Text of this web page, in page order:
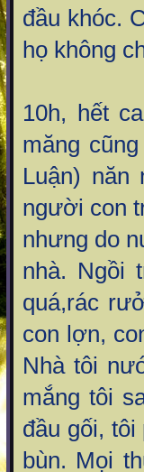
đầu khóc.
họ không
10h, hết
măng
Luận) năn
người con
nhưng do
nhà. Ngồi
quá,rác
con lợn,
Nhà tôi
mắng tôi
đầu gối, tôi
bùn. Mọi